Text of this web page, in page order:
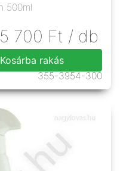
B&E glicerines nyeregszappan 500ml
5 700 Ft / db
Kosárba rakás
355-3954-300